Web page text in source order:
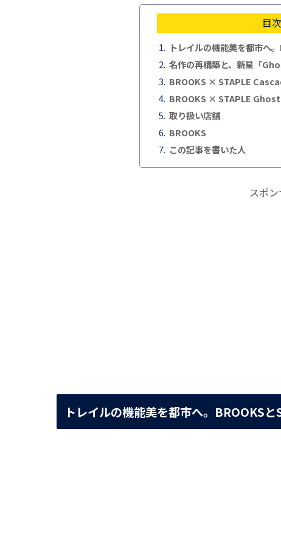
目次
トレイルの機能美を都市へ
名作の再構築と、新星「
BROOKS × STAPLE
BROOKS × STAPLE
取り扱い店舗
BROOKS
この記事を書いた人
スポ
トレイルの機能美を都市へ。BROOKS